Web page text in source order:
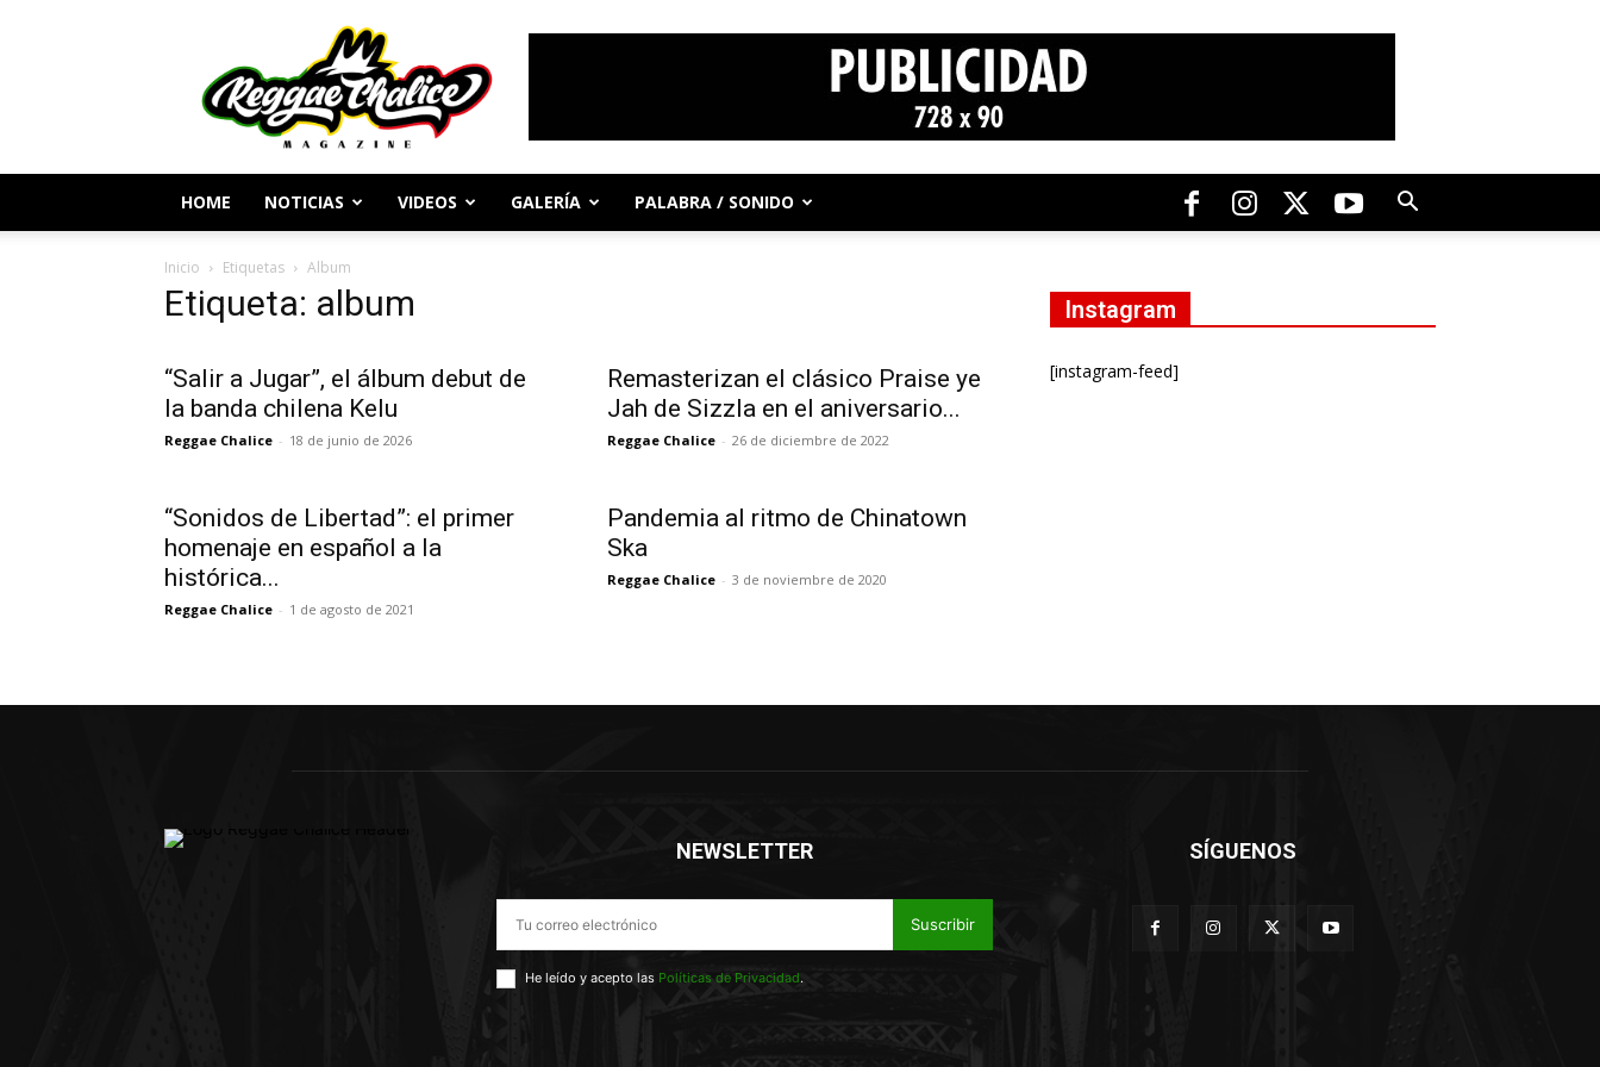
Periodismo
y
Cultura
Reggae
HOME NOTICIAS VIDEOS GALERÍA PALABRA / SONIDO
Inicio Etiquetas Album
Etiqueta: album
“Salir a Jugar”, el álbum debut de
la banda chilena Kelu
Reggae Chalice - 18 de junio de 2026
Remasterizan el clásico Praise ye
Jah de Sizzla en el aniversario...
Reggae Chalice - 26 de diciembre de 2022
“Sonidos de Libertad”: el primer
homenaje en español a la
histórica...
Reggae Chalice - 1 de agosto de 2021
Pandemia al ritmo de Chinatown
Ska
Reggae Chalice - 3 de noviembre de 2020
Instagram
[instagram-feed]
NEWSLETTER
Suscribir
He leído y acepto las Políticas de Privacidad.
SÍGUENOS